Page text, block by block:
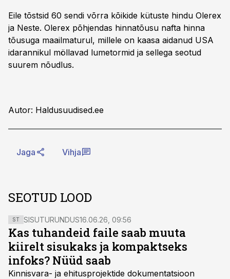
Eile tõstsid 60 sendi võrra kõikide kütuste hindu Olerex
ja Neste. Olerex põhjendas hinnatõusu nafta hinna
tõusuga maailmaturul, millele on kaasa aidanud USA
idarannikul möllavad lumetormid ja sellega seotud
suurem nõudlus.
Autor: Haldusuudised.ee
Jaga Vihja
SEOTUD LOOD
ST SISUTURUNDUS16.06.26, 09:56
Kas tuhandeid faile saab muuta
kiirelt sisukaks ja kompaktseks
infoks? Nüüd saab
Kinnisvara- ja ehitusprojektide dokumentatsioon